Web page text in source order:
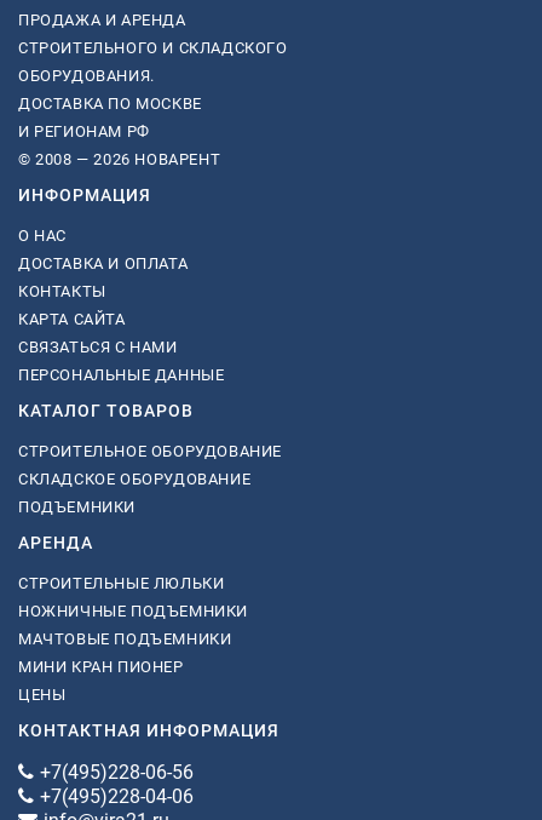
ПРОДАЖА И АРЕНДА
СТРОИТЕЛЬНОГО И СКЛАДСКОГО
ОБОРУДОВАНИЯ.
ДОСТАВКА ПО МОСКВЕ
И РЕГИОНАМ РФ
© 2008 — 2026 НОВАРЕНТ
ИНФОРМАЦИЯ
О НАС
ДОСТАВКА И ОПЛАТА
КОНТАКТЫ
КАРТА САЙТА
СВЯЗАТЬСЯ С НАМИ
ПЕРСОНАЛЬНЫЕ ДАННЫЕ
КАТАЛОГ ТОВАРОВ
СТРОИТЕЛЬНОЕ ОБОРУДОВАНИЕ
СКЛАДСКОЕ ОБОРУДОВАНИЕ
ПОДЪЕМНИКИ
АРЕНДА
СТРОИТЕЛЬНЫЕ ЛЮЛЬКИ
НОЖНИЧНЫЕ ПОДЪЕМНИКИ
МАЧТОВЫЕ ПОДЪЕМНИКИ
МИНИ КРАН ПИОНЕР
ЦЕНЫ
КОНТАКТНАЯ ИНФОРМАЦИЯ
+7(495)228-06-56
+7(495)228-04-06